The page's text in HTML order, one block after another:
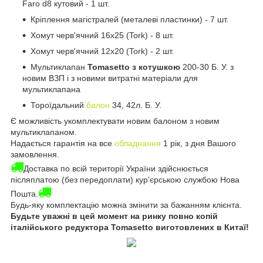
Faro d8 кутовий - 1 шт.
Кріплення магістралей (металеві пластинки) - 7 шт.
Хомут черв'ячний 16х25 (Tork) - 8 шт.
Хомут черв'ячний 12х20 (Tork) - 2 шт.
Мультиклапан Tomasetto з котушкою 200-30 Б. У. з
новим ВЗП і з новими витратні матеріали для
мультиклапана
Тороїдальний балон 34, 42л. Б. У.
Є можливість укомплектувати новим балоном з новим
мультиклапаном.
Надається гарантія на все обладнання 1 рік, з дня Вашого
замовлення.
Доставка по всій території України здійснюється
післяплатою (без передоплати) кур'єрською службою Нова
Пошта.
Будь-яку комплектацію можна змінити за бажанням клієнта.
Будьте уважні в цей момент на ринку повно копій
італійського редуктора Tomasetto виготовлених в Китаї!